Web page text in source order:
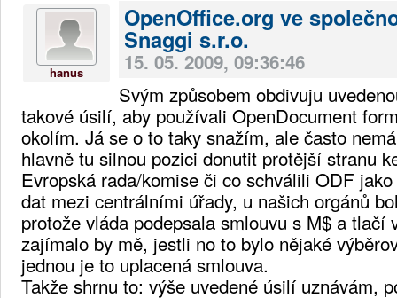
hanus
OpenOffice.org ve
Snaggi s.r.o.
15. 05. 2009, 09:36:46
Svým způsobem obdivuju
takové úsilí, aby používali OpenDocument
okolím. Já se o to taky snažím, ale často
hlavně tu silnou pozici donutit protější stranu
Evropská rada/komise či co schválili ODF
dat mezi centrálními úřady, u našich orgánů
protože vláda podepsala smlouvu s M$ a tlačí
zajímalo by mě, jestli no to bylo nějaké
jednou je to uplacená smlouva.
Takže shrnu to: výše uvedené úsilí uznávám,